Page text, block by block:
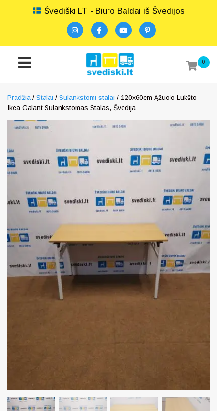
Švediški.LT - Biuro Baldai iš Švedijos
0
Pradžia / Stalai / Sulankstomi stalai / 120x60cm Ąžuolo Lukšto
Ikea Galant Sulankstomas Stalas, Švedija